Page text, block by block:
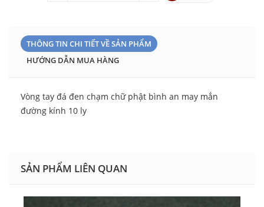
THÔNG TIN CHI TIẾT VỀ SẢN PHẨM
HƯỚNG DẪN MUA HÀNG
Vòng tay đá đen chạm chữ phật bình an may mắn
đường kính 10 ly
SẢN PHẨM LIÊN QUAN